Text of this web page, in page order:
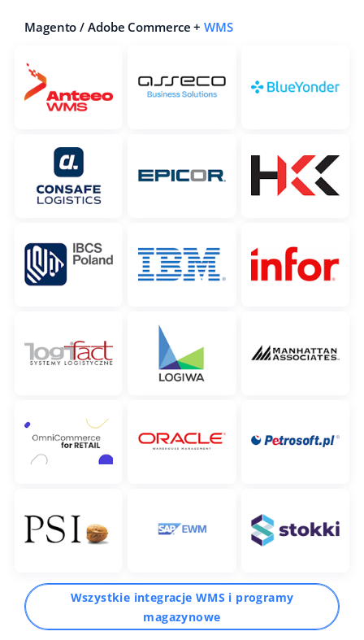
Magento / Adobe Commerce +WMS
Wszystkie integracje WMS i programy
magazynowe